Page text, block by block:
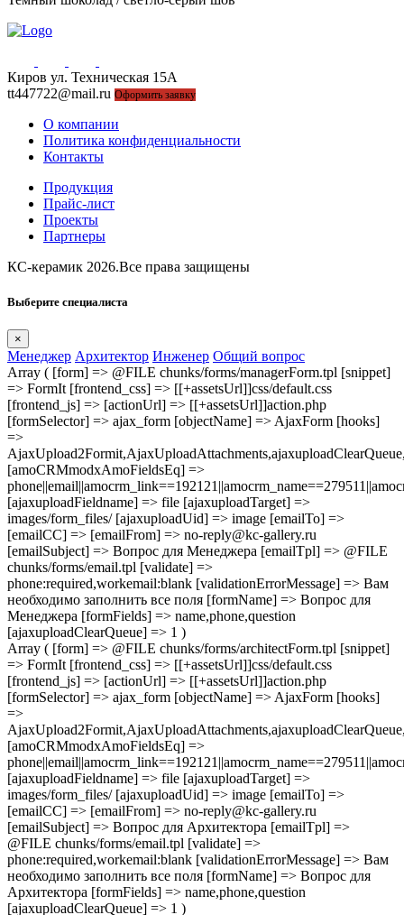
Киров ул. Техническая 15А
tt447722@mail.ru Оформить заявку
О компании
Политика конфиденциальности
Контакты
Продукция
Прайс-лист
Проекты
Партнеры
КС-керамик 2026.Все права защищены
Выберите специалиста
×
Менеджер Архитектор Инженер Общий вопрос
Array ( [form] => @FILE chunks/forms/managerForm.tpl [snippet]
=> FormIt [frontend_css] => [[+assetsUrl]]css/default.css
[frontend_js] => [actionUrl] => [[+assetsUrl]]action.php
[formSelector] => ajax_form [objectName] => AjaxForm [hooks]
=>
[amoCRMmodxAmoFieldsEq] =>
[ajaxuploadFieldname] => file [ajaxuploadTarget] =>
images/form_files/ [ajaxuploadUid] => image [emailTo] =>
[emailCC] => [emailFrom] => no-reply@kc-gallery.ru
[emailSubject] => Вопрос для Менеджера [emailTpl] => @FILE
chunks/forms/email.tpl [validate] =>
phone:required,workemail:blank [validationErrorMessage] => Вам
необходимо заполнить все поля [formName] => Вопрос для
Менеджера [formFields] => name,phone,question
[ajaxuploadClearQueue] => 1 )
Array ( [form] => @FILE chunks/forms/architectForm.tpl [snippet]
=> FormIt [frontend_css] => [[+assetsUrl]]css/default.css
[frontend_js] => [actionUrl] => [[+assetsUrl]]action.php
[formSelector] => ajax_form [objectName] => AjaxForm [hooks]
=>
[amoCRMmodxAmoFieldsEq] =>
[ajaxuploadFieldname] => file [ajaxuploadTarget] =>
images/form_files/ [ajaxuploadUid] => image [emailTo] =>
[emailCC] => [emailFrom] => no-reply@kc-gallery.ru
[emailSubject] => Вопрос для Архитектора [emailTpl] =>
@FILE chunks/forms/email.tpl [validate] =>
phone:required,workemail:blank [validationErrorMessage] => Вам
необходимо заполнить все поля [formName] => Вопрос для
Архитектора [formFields] => name,phone,question
[ajaxuploadClearQueue] => 1 )